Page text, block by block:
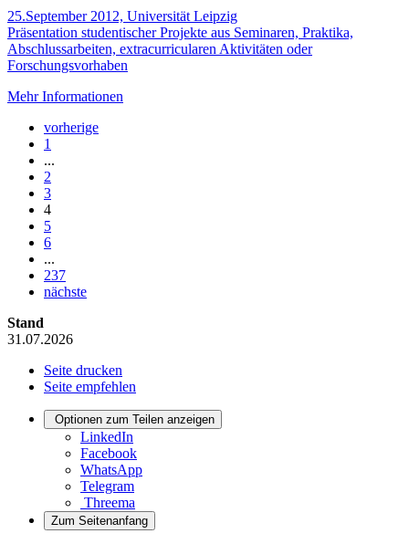
25.September 2012, Universität Leipzig
Präsentation studentischer Projekte aus Seminaren, Praktika,
Abschlussarbeiten, extracurricularen Aktivitäten oder
Forschungsvorhaben
Mehr Informationen
vorherige
1
...
2
3
4
5
6
...
237
nächste
Stand
31.07.2026
Seite drucken
Seite empfehlen
Optionen zum Teilen anzeigen
LinkedIn
Facebook
WhatsApp
Telegram
Threema
Zum Seitenanfang